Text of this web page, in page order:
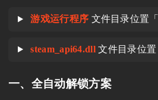
游戏运行程序 文件目录位置
steam_api64.dll 文件目录位置
一、全自动解锁方案